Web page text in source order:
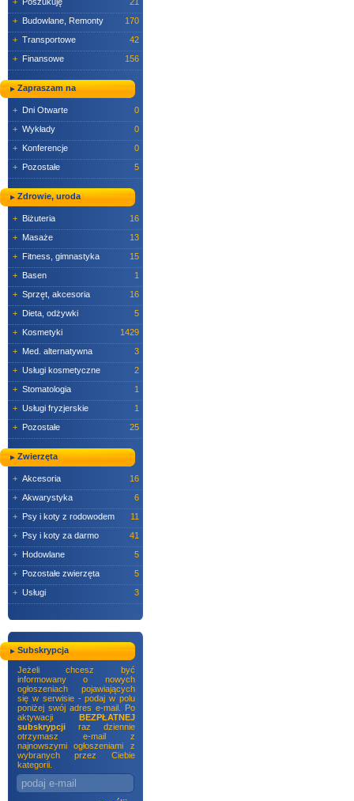
+ Budowlane, Remonty
170
+ Transportowe
42
+ Finansowe 156
Zapraszam na
+ Dni Otwarte
0
+ Wykłady
0
+ Konferencje
0
+ Pozostałe 5
Zdrowie, uroda
+ Biżuteria
16
+ Masaże
13
+ Fitness, gimnastyka
15
+ Basen
1
+ Sprzęt, akcesoria
16
+ Dieta, odżywki
5
+ Kosmetyki
1429
+ Med. alternatywna
3
+ Usługi kosmetyczne
2
+ Stomatologia
1
+ Usługi fryzjerskie
1
+ Pozostałe 25
Zwierzęta
+ Akcesoria
16
+ Akwarystyka
6
+ Psy i koty z rodowodem
11
+ Psy i koty za darmo
41
+ Hodowlane
5
+ Pozostałe zwierzęta
5
+ Usługi 3
Subskrypcja
Jeżeli chcesz być
informowany o nowych
ogłoszeniach pojawiających
się w serwisie - podaj w polu
poniżej swój adres e-mail. Po
aktywacji BEZPŁATNEJ
subskrypcji raz dziennie
otrzymasz e-mail z
najnowszymi ogłoszeniami z
wybranych przez Ciebie
kategorii.